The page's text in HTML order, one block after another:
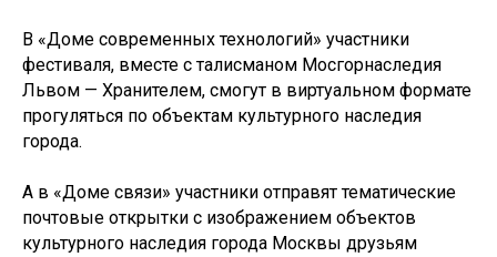
В «Доме современных технологий» участники
фестиваля, вместе с талисманом Мосгорнаследия
Львом — Хранителем, смогут в виртуальном формате
прогуляться по объектам культурного наследия
города.
А в «Доме связи» участники отправят тематические
почтовые открытки с изображением объектов
культурного наследия города Москвы друзьям